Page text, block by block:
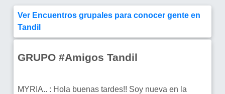
Ver Encuentros grupales para conocer gente en
Tandil
GRUPO #Amigos Tandil
MYRIA.. : Hola buenas tardes!! Soy nueva en la